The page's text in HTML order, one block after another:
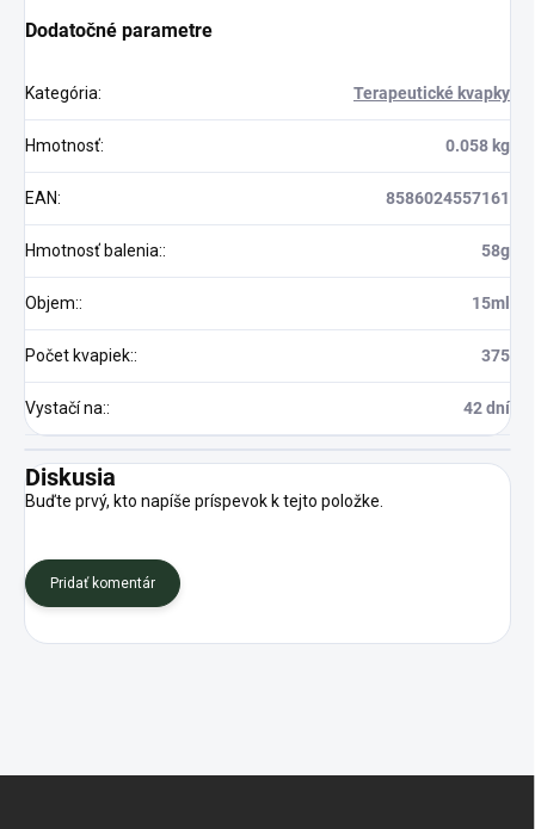
Dodatočné parametre
Kategória: Terapeutické kvapky
Hmotnosť: 0.058 kg
EAN: 8586024557161
Hmotnosť balenia:: 58g
Objem:: 15ml
Počet kvapiek:: 375
Vystačí na:: 42 dní
Diskusia
Buďte prvý, kto napíše príspevok k tejto položke.
Pridať komentár